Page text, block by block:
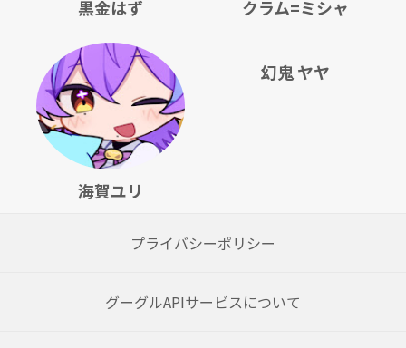
黒金はず クラム=ミシャ
海賀ユリ
幻鬼 ヤヤ
プライバシーポリシー
グーグルAPIサービスについて